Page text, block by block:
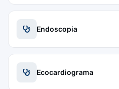
Endoscopia
Ecocardiograma